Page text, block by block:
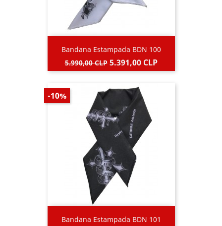
Bandana Estampada BDN 100
Precio
base
5.990,00 CLP Precio
5.391,00 CLP
Bandana Estampada BDN 101
-10%